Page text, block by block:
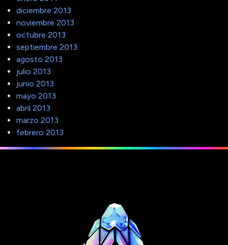
diciembre 2013
noviembre 2013
octubre 2013
septiembre 2013
agosto 2013
julio 2013
junio 2013
mayo 2013
abril 2013
marzo 2013
febrero 2013